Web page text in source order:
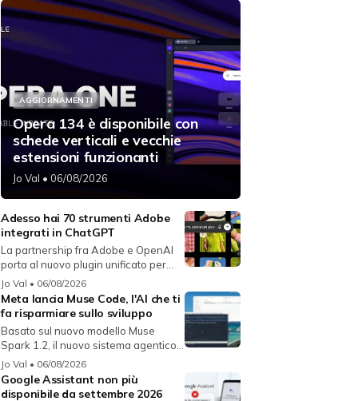
AGGIORNAMENTI
Opera 134 è disponibile con
schede verticali e vecchie
estensioni funzionanti
Jo Val • 06/08/2026
Adesso hai 70 strumenti Adobe
integrati in ChatGPT
La partnership fra Adobe e OpenAI
porta al nuovo plugin unificato per...
Jo Val • 06/08/2026
Meta lancia Muse Code, l'AI che ti
fa risparmiare sullo sviluppo
Basato sul nuovo modello Muse
Spark 1.2, il nuovo sistema agentico
fun...
Jo Val • 06/08/2026
Google Assistant non più
disponibile da settembre 2026